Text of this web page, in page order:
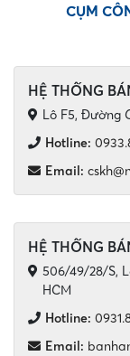
CỤM
HỆ THỐNG
Lô F5, Đường
Hotline:
Email:
HỆ THỐNG
506/49/28/S,
HCM
Hotline:
Email: